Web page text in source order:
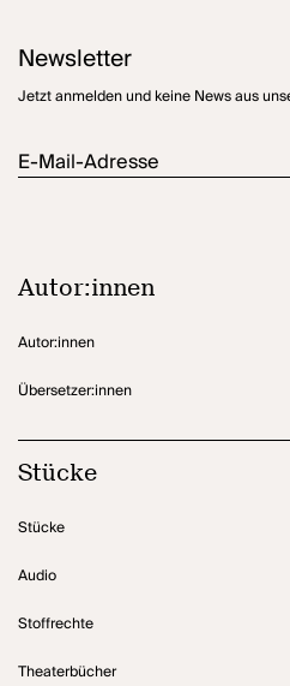
Newsletter
Jetzt anmelden und keine News aus
E-Mail-Adresse
Autor:innen
Autor:innen
Übersetzer:innen
Stücke
Stücke
Audio
Stoffrechte
Theaterbücher